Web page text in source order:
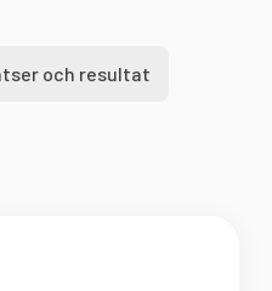
och resultat